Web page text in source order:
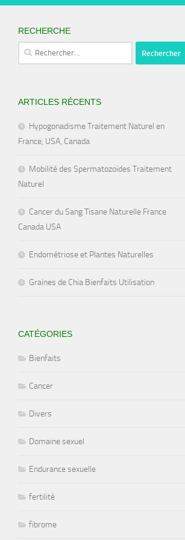
RECHERCHE
Rechercher :
ARTICLES RÉCENTS
Hypogonadisme Traitement Naturel en
France, USA, Canada
Mobilité des Spermatozoïdes Traitement
Naturel
Cancer du Sang Tisane Naturelle France
Canada USA
Endométriose et Plantes Naturelles
Graines de Chia Bienfaits Utilisation
CATÉGORIES
Bienfaits
Cancer
Divers
Domaine sexuel
Endurance sexuelle
fertilité
fibrome